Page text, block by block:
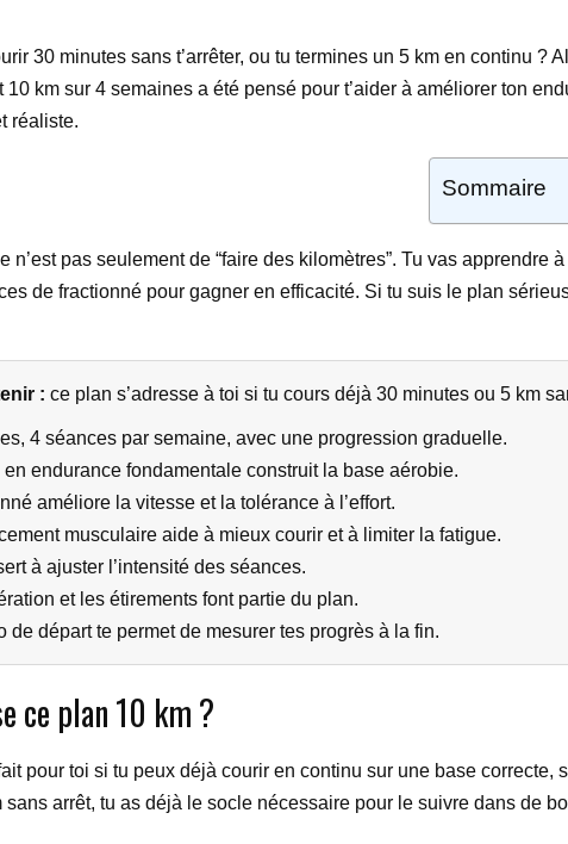
30 minutes sans t’arrêter, ou tu termines un 5 km en continu
10 km sur 4 semaines a été pensé pour t’aider à améliorer ton
réaliste.
Sommaire
n’est pas seulement de “faire des kilomètres”. Tu vas
de fractionné pour gagner en efficacité. Si tu suis le plan
: ce plan s’adresse à toi si tu cours déjà 30 minutes ou 5 km
4 séances par semaine, avec une progression graduelle.
en endurance fondamentale construit la base aérobie.
améliore la vitesse et la tolérance à l’effort.
musculaire aide à mieux courir et à limiter la fatigue.
à ajuster l’intensité des séances.
et les étirements font partie du plan.
de départ te permet de mesurer tes progrès à la fin.
ce plan 10 km ?
pour toi si tu peux déjà courir en continu sur une base
sans arrêt, tu as déjà le socle nécessaire pour le suivre dans de